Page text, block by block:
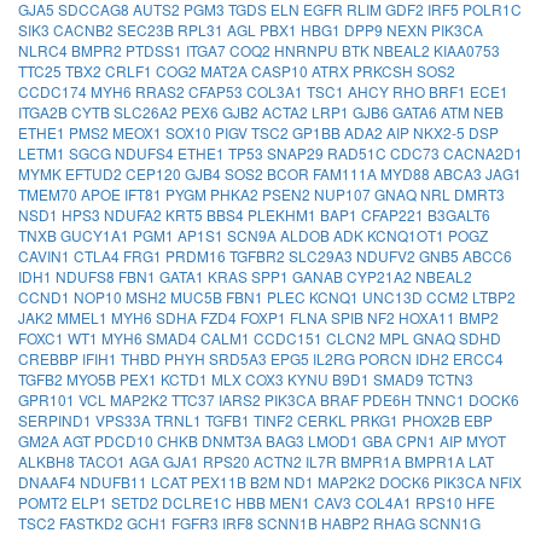
GJA5 SDCCAG8 AUTS2 PGM3 TGDS ELN EGFR RLIM GDF2 IRF5 POLR1C
SIK3 CACNB2 SEC23B RPL31 AGL PBX1 HBG1 DPP9 NEXN PIK3CA
NLRC4 BMPR2 PTDSS1 ITGA7COQ2 HNRNPU BTK NBEAL2 KIAA0753
TTC25 TBX2 CRLF1 COG2 MAT2ACASP10 ATRX PRKCSH SOS2
CCDC174 MYH6 RRAS2 CFAP53 COL3A1 TSC1 AHCY RHO BRF1 ECE1
ITGA2BCYTBSLC26A2 PEX6 GJB2 ACTA2 LRP1 GJB6 GATA6 ATM NEB
ETHE1 PMS2 MEOX1 SOX10 PIGVTSC2 GP1BBADA2 AIP NKX2-5 DSP
LETM1 SGCG NDUFS4 ETHE1 TP53 SNAP29 RAD51C CDC73 CACNA2D1
MYMK EFTUD2 CEP120 GJB4SOS2 BCOR FAM111A MYD88 ABCA3 JAG1
TMEM70 APOE IFT81 PYGM PHKA2 PSEN2 NUP107GNAQ NRL DMRT3
NSD1 HPS3 NDUFA2 KRT5 BBS4 PLEKHM1 BAP1 CFAP221 B3GALT6
TNXBGUCY1A1 PGM1 AP1S1 SCN9AALDOBADK KCNQ1OT1 POGZ
CAVIN1 CTLA4 FRG1 PRDM16 TGFBR2 SLC29A3 NDUFV2 GNB5 ABCC6
IDH1 NDUFS8 FBN1 GATA1 KRASSPP1 GANABCYP21A2 NBEAL2
CCND1 NOP10 MSH2 MUC5B FBN1 PLEC KCNQ1 UNC13D CCM2 LTBP2
JAK2 MMEL1 MYH6 SDHA FZD4 FOXP1 FLNASPIB NF2 HOXA11 BMP2
FOXC1 WT1 MYH6 SMAD4CALM1 CCDC151 CLCN2 MPL GNAQSDHD
CREBBP IFIH1 THBD PHYH SRD5A3 EPG5 IL2RG PORCN IDH2 ERCC4
TGFB2 MYO5B PEX1 KCTD1 MLXCOX3 KYNU B9D1 SMAD9 TCTN3
GPR101 VCL MAP2K2 TTC37 IARS2 PIK3CA BRAF PDE6H TNNC1 DOCK6
SERPIND1 VPS33ATRNL1 TGFB1 TINF2 CERKL PRKG1 PHOX2B EBP
GM2AAGT PDCD10 CHKB DNMT3A BAG3 LMOD1 GBACPN1 AIP MYOT
ALKBH8 TACO1 AGAGJA1 RPS20 ACTN2 IL7R BMPR1A BMPR1A LAT
DNAAF4 NDUFB11 LCAT PEX11B B2M ND1 MAP2K2 DOCK6 PIK3CA NFIX
POMT2 ELP1 SETD2 DCLRE1C HBB MEN1 CAV3 COL4A1 RPS10 HFE
TSC2 FASTKD2 GCH1 FGFR3 IRF8 SCNN1B HABP2 RHAGSCNN1G